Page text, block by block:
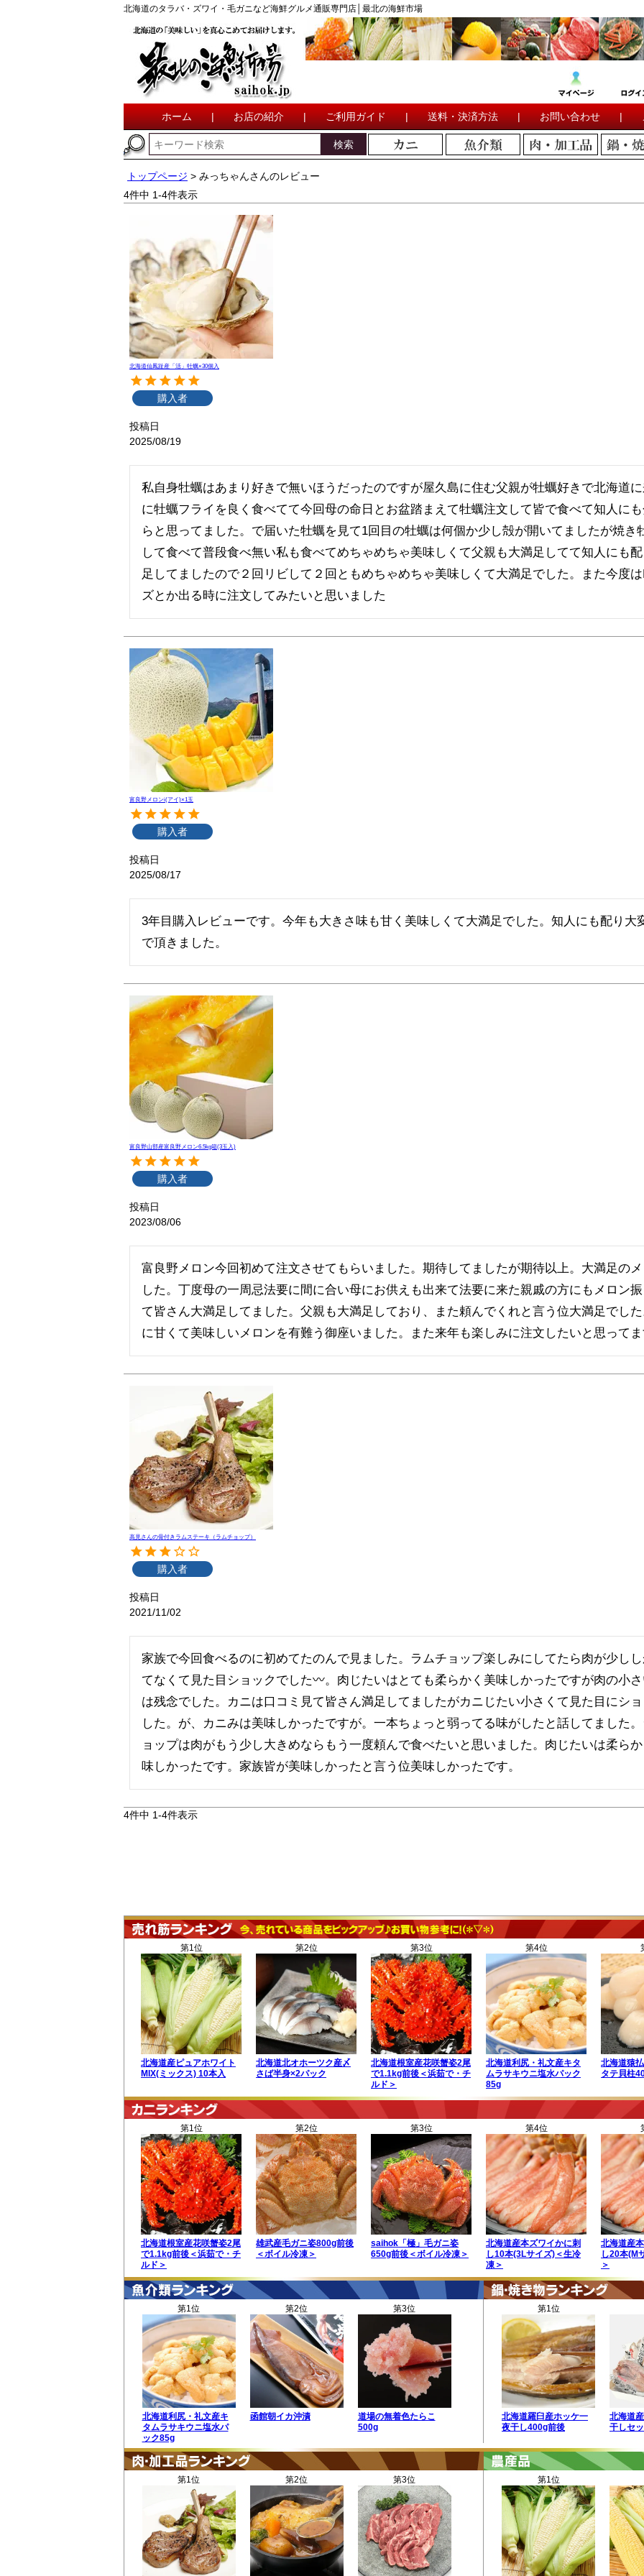
北海道のタラバ・ズワイ・毛ガニなど海鮮グルメ通販専門店│最北の海鮮市場
ホーム | お店の紹介 | ご利用ガイド | 送料・決済方法 | お問い合わせ |
検索
トップページ
みっちゃんさんのレビュー
4件中 1-4件表示
北海道仙鳳趾産「活」牡蠣×30個入
購入者
投稿日
2025/08/19
私自身牡蠣はあまり好きで無いほうだったのですが屋久島に住む父親が牡蠣好きで北海道
に牡蠣フライを良く食べてて今回母の命日とお盆踏まえて牡蠣注文して皆で食べて知人に
らと思ってました。で届いた牡蠣を見て1回目の牡蠣は何個か少し殻が開いてましたが焼き
して食べて普段食べ無い私も食べてめちゃめちゃ美味しくて父親も大満足してて知人にも
足してましたので２回リビして２回ともめちゃめちゃ美味しくて大満足でした。また今度
ズとか出る時に注文してみたいと思いました
富良野メロンi(アイ)×1玉
購入者
投稿日
2025/08/17
3年目購入レビューです。今年も大きさ味も甘く美味しくて大満足でした。知人にも配り大
で頂きました。
富良野山部産富良野メロン6.5kg箱(3玉入)
購入者
投稿日
2023/08/06
富良野メロン今回初めて注文させてもらいました。期待してましたが期待以上。大満足の
した。丁度母の一周忌法要に間に合い母にお供えも出来て法要に来た親戚の方にもメロン
て皆さん大満足してました。父親も大満足しており、また頼んでくれと言う位大満足でし
に甘くて美味しいメロンを有難う御座いました。また来年も楽しみに注文したいと思って
高見さんの骨付きラムステーキ（ラムチョップ）
購入者
投稿日
2021/11/02
家族で今回食べるのに初めてたのんで見ました。ラムチョップ楽しみにしてたら肉が少し
てなくて見た目ショックでした〰️。肉じたいはとても柔らかく美味しかったですが肉の小
は残念でした。カニは口コミ見て皆さん満足してましたがカニじたい小さくて見た目にシ
した。が、カニみは美味しかったですが。一本ちょっと弱ってる味がしたと話してました
ョップは肉がもう少し大きめならもう一度頼んで食べたいと思いました。肉じたいは柔ら
味しかったです。家族皆が美味しかったと言う位美味しかったです。
4件中 1-4件表示
第1位
北海道産ピュアホワイト
MIX(ミックス) 10本入
第2位
北海道北オホーツク産〆
さば半身×2パック
第3位
北海道根室産花咲蟹姿2尾
で1.1kg前後＜浜茹で・チ
ルド＞
第4位
北海道利尻・礼文産キタ
ムラサキウニ塩水パック
85g
北海道猿
タテ貝柱
第1位
北海道根室産花咲蟹姿2尾
で1.1kg前後＜浜茹で・チ
ルド＞
第2位
雄武産毛ガニ姿800g前後
＜ボイル冷凍＞
第3位
saihok「極」毛ガニ姿
650g前後＜ボイル冷凍＞
第4位
北海道産本ズワイかに刺
し10本(3Lサイズ)＜生冷
凍＞
北海道産
し20本(M
＞
第1位
北海道利尻・礼文産キ
タムラサキウニ塩水パ
ック85g
第2位
函館朝イカ沖漬
第3位
道場の無着色たらこ
500g
第1位
北海道羅臼産ホッケ一
夜干し400g前後
北海道
干しセ
第1位 第2位 第3位 第1位